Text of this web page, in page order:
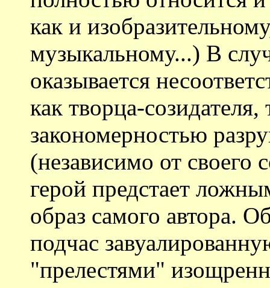
как и
музыкальному...) В
оказывается
как творца-
закономерностью
(независимо от своего
герой предстает
образ самого автора.
подчас
"прелестями"